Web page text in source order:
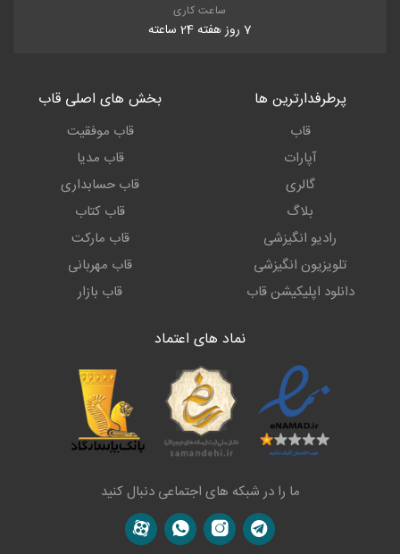
ساعت کاری
7 روز هفته 24 ساعته
پرطرفدارترین ها
قاب
آپارات
گالری
بلاگ
رادیو انگیزشی
تلویزیون انگیزشی
دانلود اپلیکیشن قاب
بخش های اصلی قاب
قاب موفقیت
قاب مدیا
قاب حسابداری
قاب کتاب
قاب مارکت
قاب مهربانی
قاب بازار
نماد های اعتماد
ما را در شبکه های اجتماعی دنبال کنید